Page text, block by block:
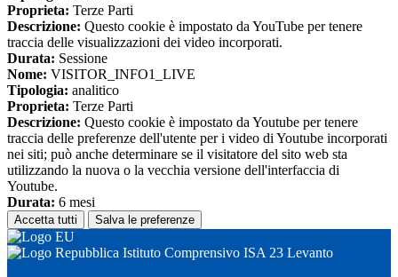
Proprieta: Terze Parti
Descrizione: Questo cookie è impostato da YouTube per tenere
traccia delle visualizzazioni dei video incorporati.
Durata: Sessione
Nome: VISITOR_INFO1_LIVE
Tipologia: analitico
Proprieta: Terze Parti
Descrizione: Questo cookie è impostato da Youtube per tenere
traccia delle preferenze dell'utente per i video di Youtube incorporati
nei siti; può anche determinare se il visitatore del sito web sta
utilizzando la nuova o la vecchia versione dell'interfaccia di
Youtube.
Durata: 6 mesi
Accetta tutti Salva le preferenze
Istituto Comprensivo ISA 23 Levanto